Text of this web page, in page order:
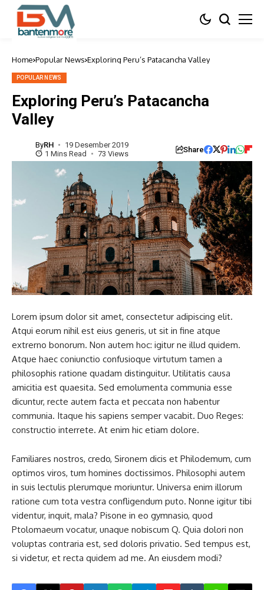
Home Popular News Exploring Peru’s Patacancha Valley
POPULAR NEWS
Exploring Peru’s Patacancha
Valley
ByRH
19 Desember 2019
1 Mins Read
73 Views Share
Lorem ipsum dolor sit amet, consectetur adipiscing elit.
Atqui eorum nihil est eius generis, ut sit in fine atque
extrerno bonorum. Non autem hoc: igitur ne illud quidem.
Atque haec coniunctio confusioque virtutum tamen a
philosophis ratione quadam distinguitur. Utilitatis causa
amicitia est quaesita. Sed emolumenta communia esse
dicuntur, recte autem facta et peccata non habentur
communia. Itaque his sapiens semper vacabit. Duo Reges:
constructio interrete. At enim hic etiam dolore.
Familiares nostros, credo, Sironem dicis et Philodemum, cum
optimos viros, tum homines doctissimos. Philosophi autem
in suis lectulis plerumque moriuntur. Universa enim illorum
ratione cum tota vestra confligendum puto. Nonne igitur tibi
videntur, inquit, mala? Pisone in eo gymnasio, quod
Ptolomaeum vocatur, unaque nobiscum Q. Quia dolori non
voluptas contraria est, sed doloris privatio. Sed tempus est,
si videtur, et recta quidem ad me. An eiusdem modi?